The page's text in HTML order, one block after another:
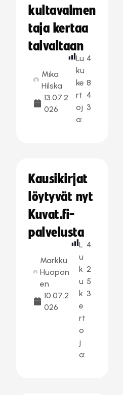
kultavalmen
taja kertaa
taivaltaan
Mika
Hilska
13.07.2
026
Lu
ku
ke
rt
oj
a:
4
8
4
3
Kausikirjat
löytyvät nyt
Kuvat.fi-
palvelusta
Markku
Huopon
en
10.07.2
026
L
u
k
u
k
e
rt
o
j
a:
4
2
5
3